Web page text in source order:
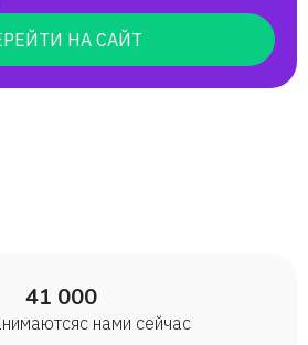
НА САЙТ
41 000
с нами сейчас